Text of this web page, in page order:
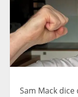
Sam Mack